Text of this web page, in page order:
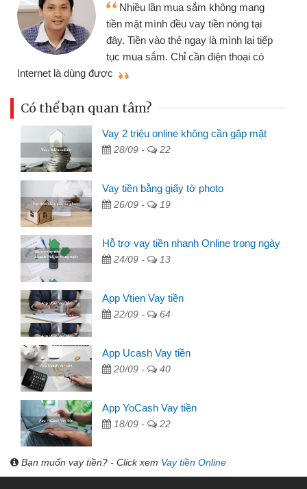
mua sắm không mang
đều vay tiền nóng tại
thẻ ngay là mình lại tiếp
Chỉ cần điện thoại có
nhiều lúc cần
đến website qua
đã giải quyết
Có thể bạn quan tâm?
Vay 2 triệu online không cần gặp mặt
28/09 - 22
Vay tiền bằng giấy tờ photo
26/09 - 19
Hỗ trợ vay tiền nhanh Online trong ngày
24/09 - 13
App Vtien Vay tiền
22/09 - 64
App Ucash Vay tiền
20/09 - 40
App YoCash Vay tiền
18/09 - 22
Bạn muốn vay tiền? - Click xem Vay tiền Online